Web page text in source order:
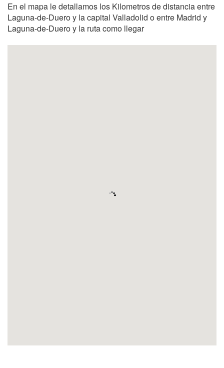
En el mapa le detallamos los Kilometros de distancia entre
Laguna-de-Duero y la capital Valladolid o entre Madrid y
Laguna-de-Duero y la ruta como llegar